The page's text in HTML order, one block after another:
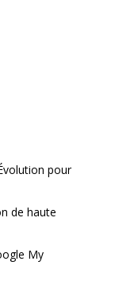
pour
de haute
My